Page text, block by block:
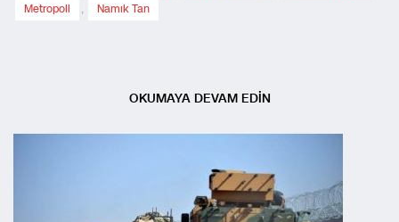
Metropoll
, Namık Tan
OKUMAYA DEVAM EDİN